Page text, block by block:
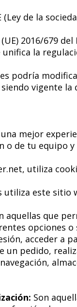
(Ley de la
(UE) 2016/679
unifica la
podría
vigente
mejor
o de tu equipo
utiliza
utiliza este sitio
aquellas que
opciones
acceder a
un pedido,
Son